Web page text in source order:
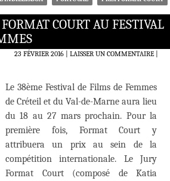
COURT AU FESTIVAL
23 FÉVRIER 2016 LAISSER UN COMMENTAIRE|
Le 38ème Festival de Films de Femmes
de Créteil et du Val-de-Marne aura lieu
du 18 au 27 mars prochain. Pour la
première fois, Format Court y
attribuera un prix au sein de la
compétition internationale. Le Jury
Format Court (composé de Katia